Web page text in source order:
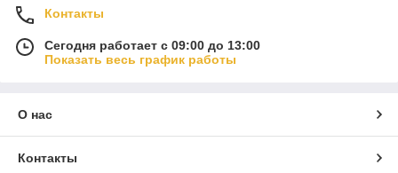
Контакты
Сегодня работает с 09:00 до 13:00
Показать весь график работы
О нас
Контакты